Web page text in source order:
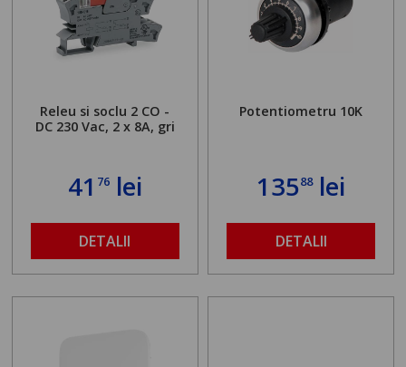
Releu si soclu 2 CO -
DC 230 Vac, 2 x 8A, gri
41 76lei
DETALII
Potentiometru 10K
13588lei
DETALII